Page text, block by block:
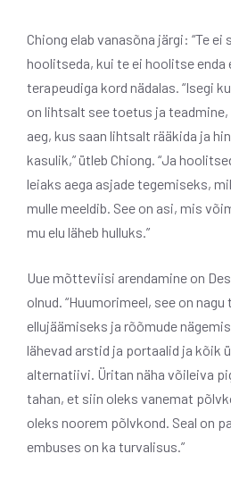
Chiong elab vanasõna järgi: “Te
hoolitseda, kui te ei hoolitse enda
terapeudiga kord nädalas. “Isegi
on lihtsalt see toetus ja teadmine,
aeg, kus saan lihtsalt rääkida ja
kasulik,” ütleb Chiong. “Ja
leiaks aega asjade tegemiseks,
mulle meeldib. See on asi, mis
mu elu läheb hulluks.”
Uue mõtteviisi arendamine on
olnud. “Huumorimeel, see on
ellujäämiseks ja rõõmude
lähevad arstid ja portaalid ja kõik
alternatiivi. Üritan näha võileiva
tahan, et siin oleks vanemat
oleks noorem põlvkond. Seal on
embuses on ka turvalisus.”